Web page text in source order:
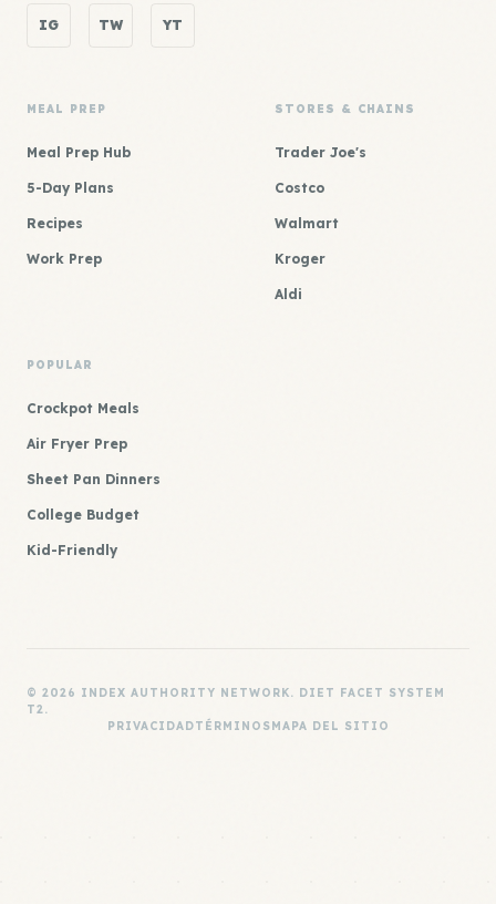
IG TW YT
MEAL PREP
Meal Prep Hub
5-Day Plans
Recipes
Work Prep
STORES & CHAINS
Trader Joe's
Costco
Walmart
Kroger
Aldi
POPULAR
Crockpot Meals
Air Fryer Prep
Sheet Pan Dinners
College Budget
Kid-Friendly
© 2026 INDEX AUTHORITY NETWORK. DIET FACET SYSTEM
T2.
PRIVACIDADTÉRMINOSMAPA DEL SITIO